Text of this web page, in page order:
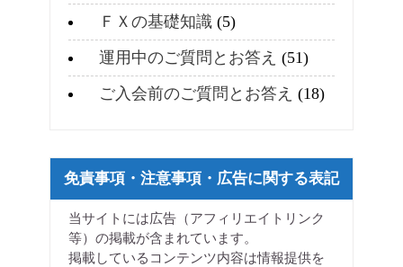
ＦＸの基礎知識 (5)
運用中のご質問とお答え (51)
ご入会前のご質問とお答え (18)
免責事項・注意事項・広告に関する表記
当サイトには広告（アフィリエイトリンク
等）の掲載が含まれています。
掲載しているコンテンツ内容は情報提供を